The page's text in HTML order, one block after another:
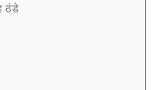
ठंडे